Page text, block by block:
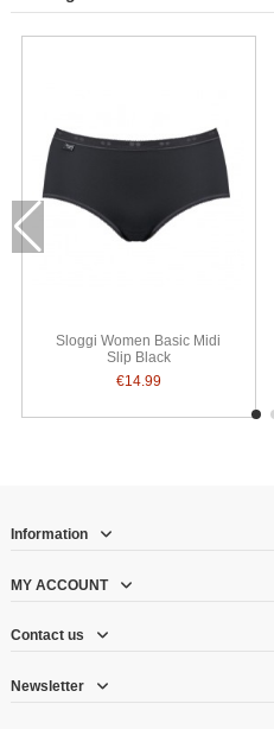
Sloggi Women Basic Midi
Slip Black
€14.99
Information
MY ACCOUNT
Contact us
Newsletter